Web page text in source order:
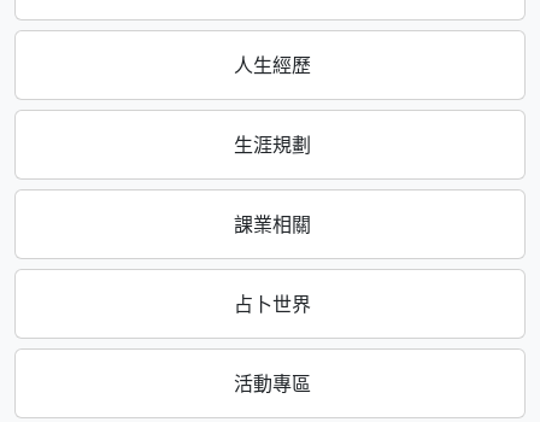
人生經歷
生涯規劃
課業相關
占卜世界
活動專區